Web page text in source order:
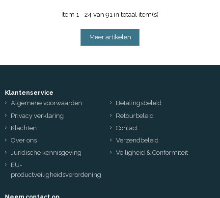
Item 1 - 24 van 91 in totaal item(s)
Meer artikelen
Klantenservice
Algemene voorwaarden
Betalingsbeleid
Privacy verklaring
Retourbeleid
Klachten
Contact
Over ons
Verzendbeleid
Juridische kennisgeving
Veiligheid & Conformiteit
EU-
productveiligheidsverordening